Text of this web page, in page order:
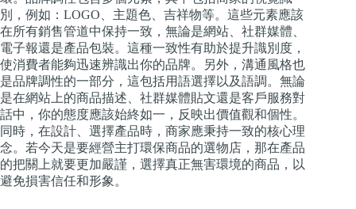
別，例如：LOGO、主題色、吉祥物等。這些元素應該
在所有銷售管道中保持一致，無論是網站、社群媒體、
電子報還是產品包裝。這種一致性有助於提升識別度，
使消費者能夠迅速辨識出你的品牌。另外，溝通風格也
是品牌調性的一部分，這包括用語選擇以及語調。無論
是在網站上的商品描述、社群媒體貼文還是客戶服務對
話中，你的態度應該始終如一，反映出價值觀和個性。
同時，在設計、選擇產品時，商家應秉持一致的核心理
念。若今天是要經營主打環保商品的選物店，那在產品
的把關上就要更加嚴謹，選擇真正無害環境的商品，以
避免損害信任和形象。